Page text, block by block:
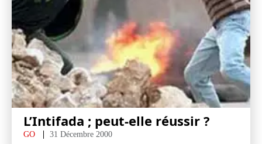
L’Intifada ; peut-elle réussir ?
GO 31 Décembre 2000